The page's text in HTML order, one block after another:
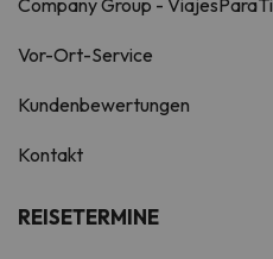
Company Group - ViajesParaTi
Vor-Ort-Service
Kundenbewertungen
Kontakt
REISETERMINE